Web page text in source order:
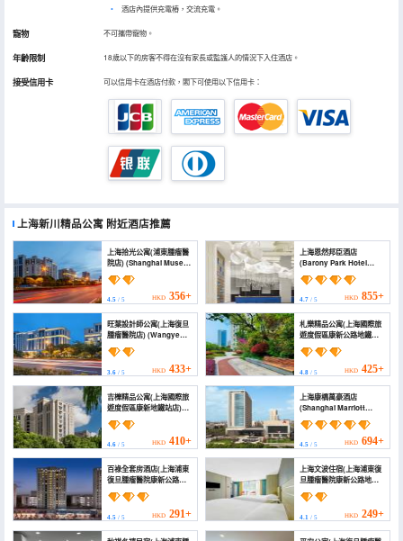
•
酒店內提供充電樁，交流充電。
寵物 不可攜帶寵物。
年齡限制 18歲以下的房客不得在沒有家長或監護人的情況下入住酒店。
接受信用卡 可以信用卡在酒店付款，閣下可使用以下信用卡：
上海新川精品公寓 附近酒店推薦
上海拾光公寓(浦東腫瘤醫
院店) (Shanghai Muse
Apartment)
4.5 / 5 HKD 356+
上海恩然邦臣酒店
(Barony Park Hotel
Shanghai)
4.7/ 5 HKD 855+
旺葉設計師公寓(上海復旦
腫瘤醫院店) (Wangye
Designer Apartment
(Shanghai International
Tourism Resort Store))
3.6 / 5 HKD 433+
札樂精品公寓(上海國際旅
遊度假區康新公路地鐵站
店) (Zalle Boutique
Hotel Apartment)
4.8/ 5 HKD 425+
吉櫟精品公寓(上海國際旅
遊度假區康新地鐵站店)
(Jili Boutique
Apartment (Shanghai
International Tourism
Resort Kangxin
Subway Station))
4.6 / 5 HKD 410+
上海康橋萬豪酒店
(Shanghai Marriott
Hotel Kangqiao)
4.5/ 5 HKD 694+
百祿全套房酒店(上海浦東
復旦腫瘤醫院康新公路地
鐵站店) (Shanghai Bailu
All Suites Hotel
(Zhoudeng Highway
Kangxin Highway
Branch))
4.5 / 5 HKD 291+
上海文波住宿(上海浦東復
旦腫瘤醫院康新公路地鐵
站店) (Shanghai Wenbo
Hotel (Pudong Cancer
Hospital Store))
4.1/ 5 HKD 249+